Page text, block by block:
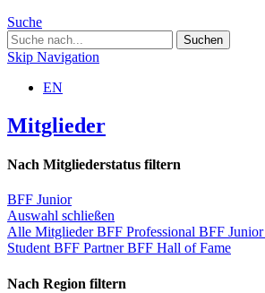
Suche
Skip Navigation
EN
Mitglieder
Nach Mitgliederstatus filtern
BFF Junior
Auswahl schließen
Alle MitgliederBFF Professional BFF Junior
Student BFF PartnerBFF Hall of Fame
Nach Region filtern